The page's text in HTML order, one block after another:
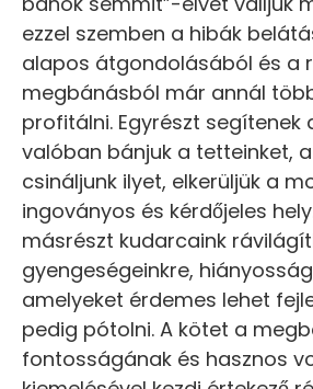
ezzel szemben a hibák
alapos átgondolásából és a
megbánásból már annál
profitálni. Egyrészt segítenek
valóban bánjuk a tetteinket,
csináljunk ilyet, elkerüljük a
ingoványos és kérdőjeles
másrészt kudarcaink
gyengeségeinkre,
amelyeket érdemes lehet
pedig pótolni. A kötet a
fontosságának és hasznos